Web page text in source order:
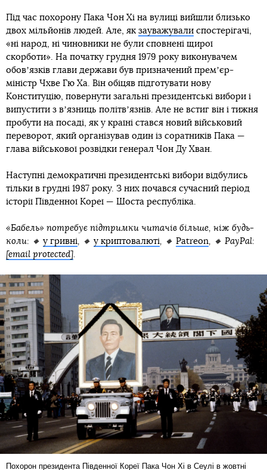
Під час похорону Пака Чон Хі на вулиці вийшли близько
двох мільйонів людей. Але, як зауважували спостерігачі,
«ні народ, ні чиновники не були сповнені щирої
скорботи». На початку грудня 1979 року виконувачем
обовʼязків глави держави був призначений премʼєр-
міністр Чхве Гю Ха. Він обіцяв підготувати нову
Конституцію, повернути загальні президентські вибори і
випустити з вʼязниць політвʼязнів. Але не встиг він і тижня
пробути на посаді, як у країні стався новий військовий
переворот, який організував один із соратників Пака —
глава військової розвідки генерал Чон Ду Хван.
Наступні демократичні президентські вибори відбулись
тільки в грудні 1987 року. З них почався сучасний період
історії Південної Кореї — Шоста республіка.
«Бабель» потребує підтримки читачів більше, ніж будь-
коли: 🔸 у гривні , 🔸 у криптовалюті , 🔸 Patreon , 🔸 PayPal:
[email protected]
Похорон президента Південної Кореї Пака Чон Хі в Сеулі в жовтні